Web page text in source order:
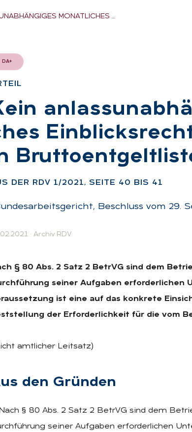
MONATLICHES …
DA+
DER RDV 1/2021, SEI­TE 40 BIS 41
Beschluss vom 29.
· Archiv RDV
§ 80 Abs. 2 Satz 2 BetrVG sind dem
seiner Aufgaben erforderlichen
ist eine auf das konkrete
der Erforderlichkeit für die vom
amtlicher Leitsatz)
den Grün­den
§ 80 Abs. 2 Satz 2 BetrVG sind dem
seiner Aufgaben erforderlichen